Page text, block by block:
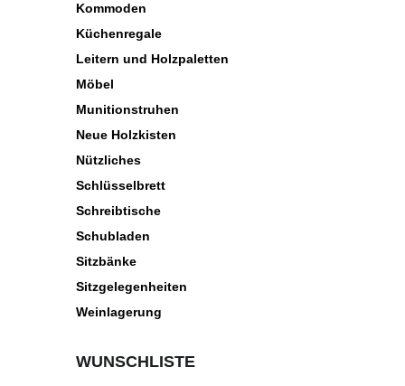
Kommoden
Küchenregale
Leitern und Holzpaletten
Möbel
Munitionstruhen
Neue Holzkisten
Nützliches
Schlüsselbrett
Schreibtische
Schubladen
Sitzbänke
Sitzgelegenheiten
Weinlagerung
WUNSCHLISTE